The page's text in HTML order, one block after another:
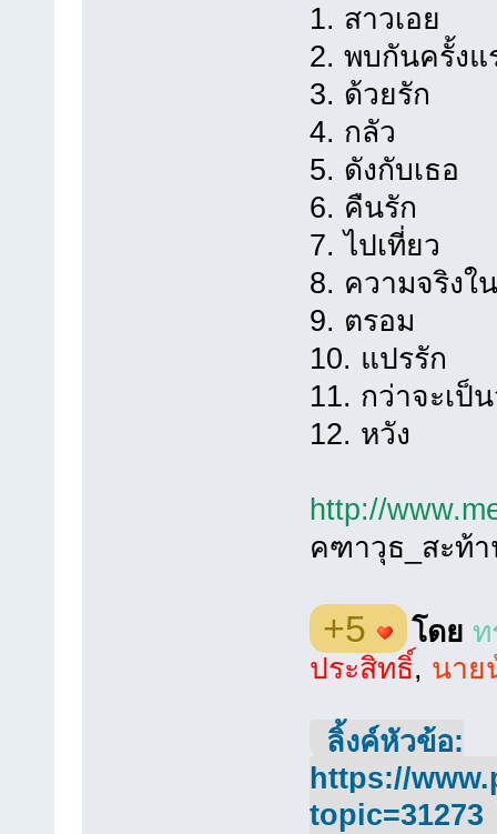
1. สาวเอย
2. พบกันครั้งแ
3. ด้วยรัก
4. กลัว
5. ดังกับเธอ
6. คืนรัก
7. ไปเที่ยว
8. ความจริงใ
9. ตรอม
10. แปรรัก
11. กว่าจะเป็
12. หวัง
http://
คฑาวุธ_สะท้
+5 โดย
ประสิทธิ์, นาย
ลิ้งค์หัวข้อ:
https://
topic=31273